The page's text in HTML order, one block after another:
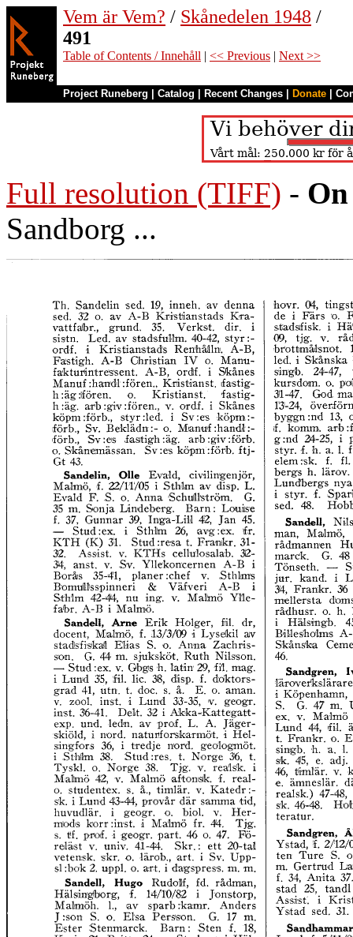
Vem är Vem? / Skånedelen 1948 /
491
Table of Contents / Innehåll | << Previous | Next >>
Project Runeberg Catalog Recent Changes Donate
Full resolution (TIFF) -
Sandborg ...